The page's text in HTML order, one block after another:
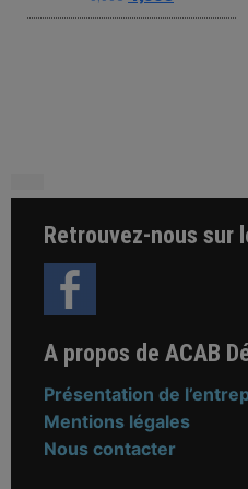
Retrouvez-nous sur
A propos de ACAB
Présentation de
Mentions légales
Nous contacter